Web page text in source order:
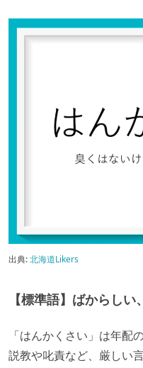
出典:北海道Likers
【標準語】ばからし
「はんかくさい」は年配
説教や叱責など、厳しい